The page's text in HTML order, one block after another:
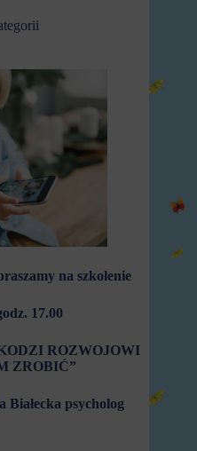
na szkolenie
17.00
ROZWOJOWI
ZROBIĆ”
psycholog